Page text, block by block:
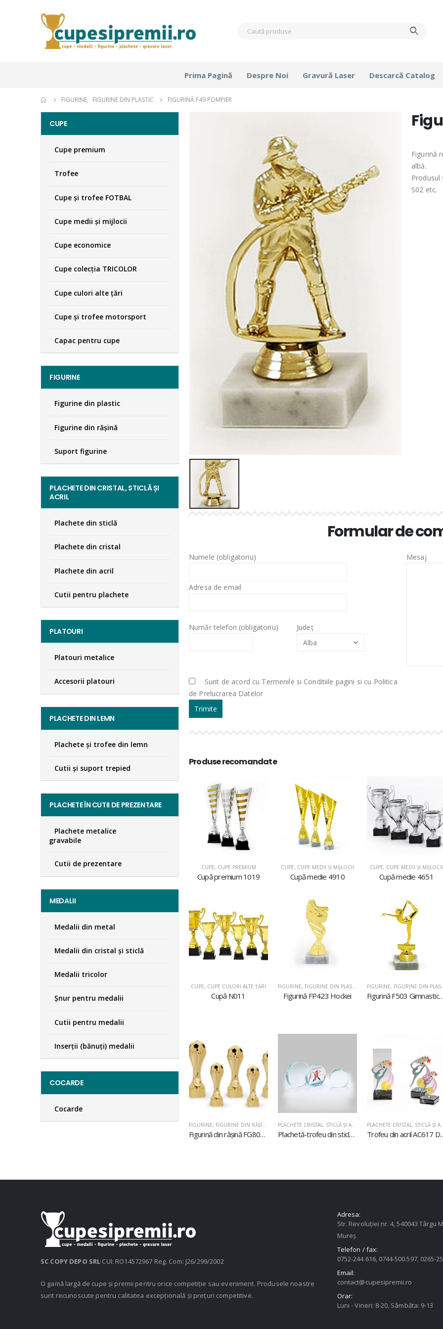
Prima Pagină Despre Noi Gravură Laser Descarcă Catalog
FIGURINE, FIGURINE DIN PLASTIC FIGURINĂ F49 POMPIER
Figurină
albă.
S02 etc.
Formular de
Numele (obligatoriu)
Adresa de email
Număr telefon (obligatoriu) Județ
Mesaj
Sunt de acord cu Termenile si Conditiile pagini si cu Politica
de Prelucrarea Datelor
Produse recomandate
CUPE, CUPE PREMIUM
Cupă premium 1019
CUPE, CUPE MEDII ŞI MIJLOCII
Cupă medie 4910
CUPE, CUPE MEDII ŞI MIJLOCII
Cupă medie 4651
CUPE, CUPE CULORI ALTE ȚĂRI
Cupă N011
FIGURINE, FIGURINE DIN PLASTIC
Figurină FP423 Hockei
FIGURINE, FIGURINE DIN PLASTIC
Figurină F503
FIGURINE, FIGURINE DIN RĂŞINĂ
Figurină din rășină FG801 Fotbal
PLACHETE DIN STICLĂ
Plachetă-trofeu din sticlă U611 Trofeu
CUPE
Cupe premium
Trofee
Cupe şi trofee FOTBAL
Cupe medii şi mijlocii
Cupe economice
Cupe colecţia TRICOLOR
Cupe culori alte țări
Cupe și trofee motorsport
Capac pentru cupe
FIGURINE
Figurine din plastic
Figurine din răşină
Suport figurine
PLACHETE DIN CRISTAL, STICLĂ ȘI
ACRIL
Plachete din sticlă
Plachete din cristal
Plachete din acril
Cutii pentru plachete
PLATOURI
Platouri metalice
Accesorii platouri
PLACHETE DIN LEMN
Plachete şi trofee din lemn
Cutii și suport trepied
PLACHETE ÎN CUTII DE PREZENTARE
Plachete metalice
gravabile
Cutii de prezentare
MEDALII
Medalii din metal
Medalii din cristal şi sticlă
Medalii tricolor
Şnur pentru medalii
Cutii pentru medalii
Inserţii (bănuţi) medalii
COCARDE
Cocarde
SC COPY DEPO SRL CUI: RO14572967 Reg. Com: J26/299/2002
O gamă largă de cupe și premii pentru orice competiție sau eveniment. Produsele noastre
sunt recunoscute pentru calitatea excepțională și prețuri competitive.
Adresa:
Str. Revoluției nr. 4, 540043 Târgu
Mureș
Telefon / fax:
0752-244.616, 0744-500.597, 0265-
Email:
contact@cupesipremii.ro
Orar:
Luni - Vineri: 8-20, Sâmbăta: 9-13